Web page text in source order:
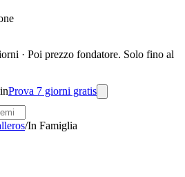
· Poi prezzo fondatore. Solo fino al
Prova 7 giorni gratis
/In Famiglia